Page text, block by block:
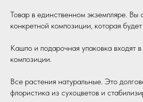
Товар в единственном экземпляре. Вы
конкретной композиции, которая
Кашпо и подарочная упаковка входят
композиции.
Все растения натуральные. Это
флористика из сухоцветов и